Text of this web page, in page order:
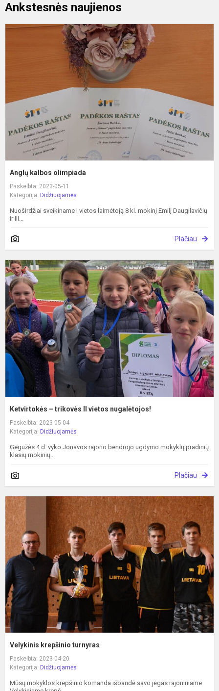
Ankstesnės naujienos
Anglų kalbos olimpiada
Paskelbta: 2023-05-11
Kategorija: Didžiuojamės
Nuoširdžiai sveikiname I vietos laimėtoją 8 kl. mokinį Emilį Daugilavičių
ir III...
Plačiau
Ketvirtokės – trikovės II vietos nugalėtojos!
Paskelbta: 2023-05-04
Kategorija: Didžiuojamės
Gegužės 4 d. vyko Jonavos rajono bendrojo ugdymo mokyklų pradinių
klasių mokinių...
Plačiau
Velykinis krepšinio turnyras
Paskelbta: 2023-04-20
Kategorija: Didžiuojamės
Mūsų mokyklos krepšinio komanda išbandė savo jėgas rajoniniame